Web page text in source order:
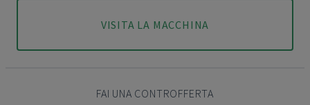
VISITA LA MACCHINA
FAI UNA CONTROFFERTA